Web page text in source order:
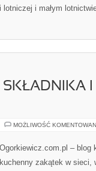
i małym
SKŁADNIKA
MOŻLIWOŚĆ
Ogorkiewicz.com.pl – blog
kuchenny zakątek w sieci,